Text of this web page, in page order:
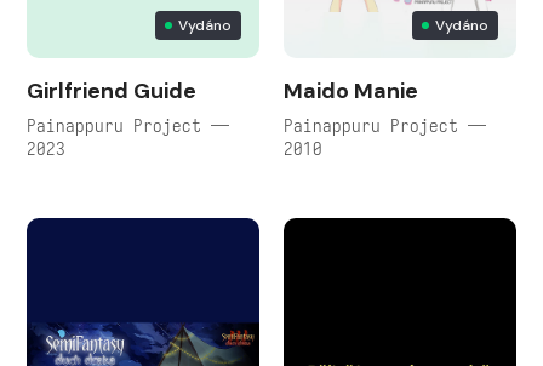
Vydáno
Girlfriend Guide
Painappuru Project —
2023
Vydáno
Maido Manie
Painappuru Project —
2010